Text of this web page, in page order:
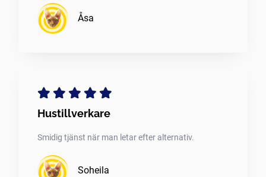
Åsa
Hustillverkare
Smidig tjänst när man letar efter alternativ.
Soheila